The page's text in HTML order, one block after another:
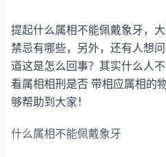
提起什么属相不能佩戴象牙，
禁忌有哪些，另外，还有人想
道这是怎么回事？其实什么人
看属相相刑是否 带相应属相的
够帮助到大家！
什么属相不能佩戴象牙